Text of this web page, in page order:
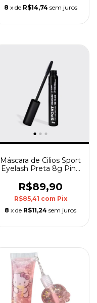
8 x de R$14,74 sem juros
Máscara de Cilios Sport
Eyelash Preta 8g Pink
R$89,90
R$85,41 com Pix
8 x de R$11,24 sem juros